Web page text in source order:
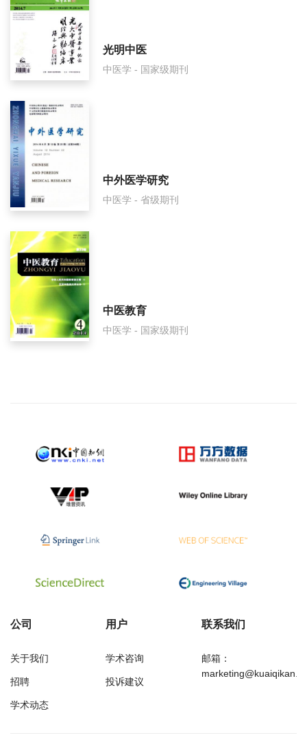
光明中医
中医学 - 国家级期刊
中外医学研究
中医学 - 省级期刊
中医教育
中医学 - 国家级期刊
公司
关于我们
招聘
学术动态
用户
学术咨询
投诉建议
联系我们
邮箱：